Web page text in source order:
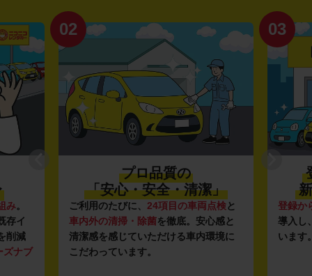
み。
存イ
削減
ズナブ
02
プロ品質の
「安心・安全・清潔」
ご利用のたびに、 24項目の車両点検と
車内外の清掃・除菌を徹底。安心感と
清潔感を感じていただける車内環境に
こだわっています。
03
登録か
導入し
います